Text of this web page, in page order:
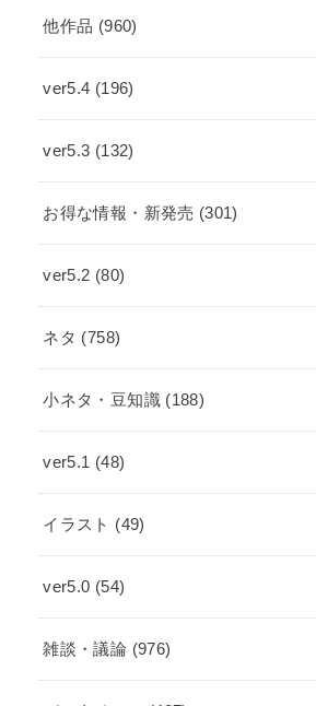
他作品 (960)
ver5.4 (196)
ver5.3 (132)
お得な情報・新発売 (301)
ver5.2 (80)
ネタ (758)
小ネタ・豆知識 (188)
ver5.1 (48)
イラスト (49)
ver5.0 (54)
雑談・議論 (976)